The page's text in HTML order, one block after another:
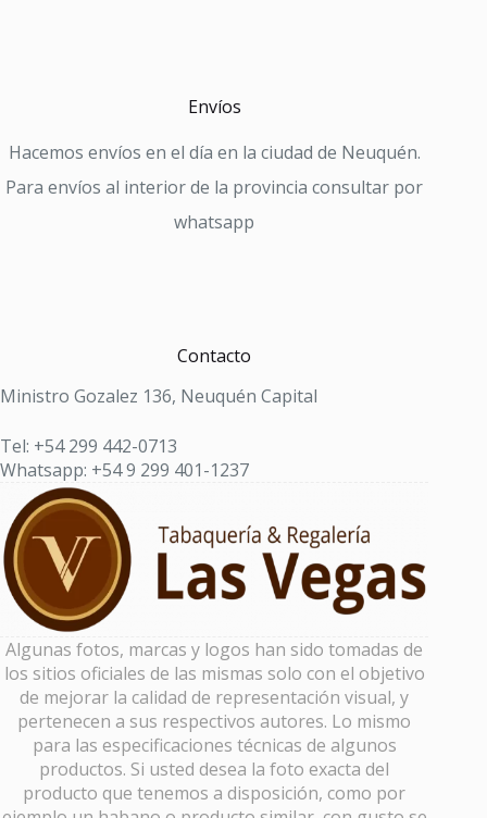
Envíos
Hacemos envíos en el día en la ciudad de Neuquén.
Para envíos al interior de la provincia consultar por
whatsapp
Contacto
Ministro Gozalez 136, Neuquén Capital
Tel: +54 299 442-0713
Whatsapp: +54 9 299 401-1237
Algunas fotos, marcas y logos han sido tomadas de
los sitios oficiales de las mismas solo con el objetivo
de mejorar la calidad de representación visual, y
pertenecen a sus respectivos autores. Lo mismo
para las especificaciones técnicas de algunos
productos. Si usted desea la foto exacta del
producto que tenemos a disposición, como por